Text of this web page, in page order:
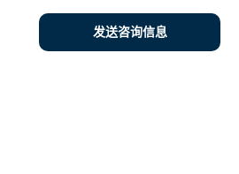
发送咨询信息